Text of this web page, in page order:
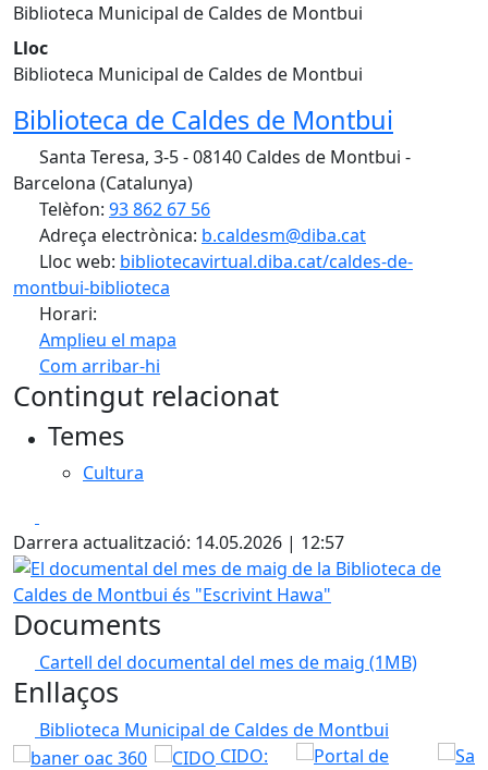
Biblioteca Municipal de Caldes de Montbui
Lloc
Biblioteca Municipal de Caldes de Montbui
Biblioteca de Caldes de Montbui
Santa Teresa, 3-5 - 08140 Caldes de Montbui -
Barcelona (Catalunya)
Telèfon: 93 862 67 56
Adreça electrònica: b.caldesm@diba.cat
Lloc web: bibliotecavirtual.diba.cat/caldes-de-
montbui-biblioteca
Horari:
Amplieu el mapa
Com arribar-hi
+
Contingut relacionat
Temes
Cultura
Darrera actualització: 14.05.2026 | 12:57
El documental del mes de maig de la Biblioteca de
Documents
Cartell del documental del mes de maig (1MB)
Enllaços
Biblioteca Municipal de Caldes de Montbui
CIDO: